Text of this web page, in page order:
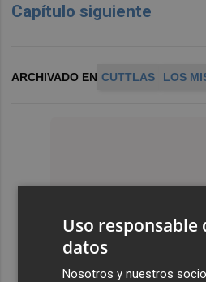
Capítulo siguiente
ARCHIVADO EN CUTTLAS LOS
Uso responsable
datos
Nosotros y nuestros